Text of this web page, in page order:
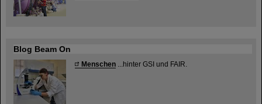
Blog Beam On
Menschen ...hinter GSI und FAIR.